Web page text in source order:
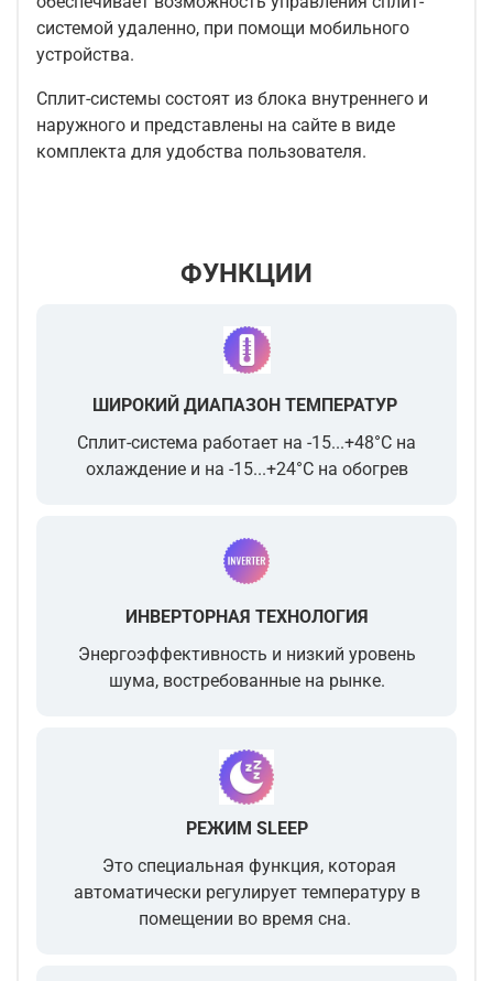
системой удаленно, при помощи мобильного
устройства.
Сплит-системы состоят из блока внутреннего и
наружного и представлены на сайте в виде
комплекта для удобства пользователя.
ФУНКЦИИ
ШИРОКИЙ ДИАПАЗОН ТЕМПЕРАТУР
Сплит-система работает на -15...+48°С на
охлаждение и на -15...+24°С на обогрев
ИНВЕРТОРНАЯ ТЕХНОЛОГИЯ
Энергоэффективность и низкий уровень
шума, востребованные на рынке.
РЕЖИМ SLEEP
Это специальная функция, которая
автоматически регулирует температуру в
помещении во время сна.